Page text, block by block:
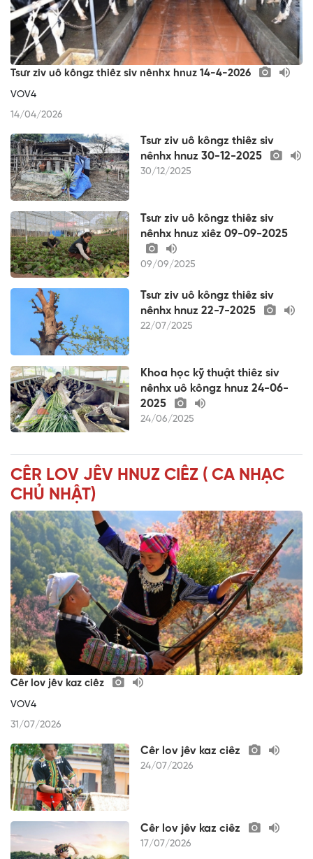
Tsưr ziv uô kôngz thiêz siv nênhx hnuz 14-4-2026
VOV4
14/04/2026
Tsưr ziv uô kôngz thiêz siv
nênhx hnuz 30-12-2025
30/12/2025
Tsưr ziv uô kôngz thiêz siv
nênhx hnuz xiêz 09-09-2025
09/09/2025
Tsưr ziv uô kôngz thiêz siv
nênhx hnuz 22-7-2025
22/07/2025
Khoa học kỹ thuật thiêz siv
nênhx uô kôngz hnuz 24-06-
2025
24/06/2025
CÊR LOV JÊV HNUZ CIÊZ ( CA NHẠC
CHỦ NHẬT)
Cêr lov jêv kaz ciêz
VOV4
31/07/2026
Cêr lov jêv kaz ciêz
24/07/2026
Cêr lov jêv kaz ciêz
17/07/2026